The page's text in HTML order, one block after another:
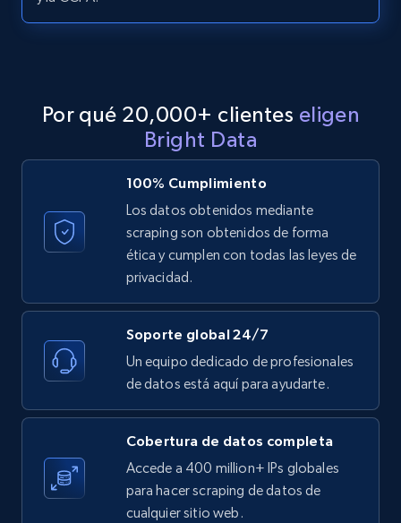
text, Date posted, and more.
11.3K+ 1.5K+ Prueba gratuita
LinkedIn posts - Discover new posts
URL, ID, User id, Use url, Title, Headline, Post
11.3K+ 1.5K+ Prueba gratuita
X (formerly Twitter) - Posts
ID, User posted, Name, Description, Date
posted, Photos, URL, Quoted post, and more.
Por qué 20,000+ clientes eligen
Bright Data
100% Cumplimiento
Los datos obtenidos mediante
scraping son obtenidos de forma
ética y cumplen con todas las leyes de
privacidad.
Soporte global 24/7
Un equipo dedicado de profesionales
de datos está aquí para ayudarte.
Cobertura de datos completa
Accede a 400 million+ IPs globales
para hacer scraping de datos de
cualquier sitio web.